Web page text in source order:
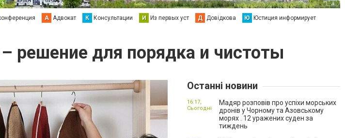
А Адвокат К Консультации И Из первых уст Д Довідкова Ю Юстиция информирует
решение для порядка и чистоты
Останні новини
Мадяр розповів про успіхи морських
дронів у Чорному та Азовському
морях . 12 уражених суден за
тиждень
16:17,
Сьогодні